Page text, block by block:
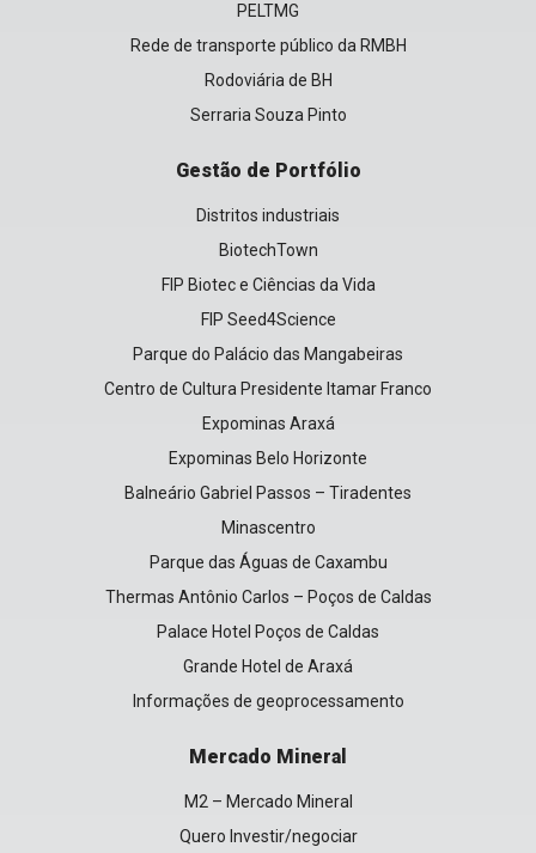
PELTMG
Rede de transporte público da RMBH
Rodoviária de BH
Serraria Souza Pinto
Gestão de Portfólio
Distritos industriais
BiotechTown
FIP Biotec e Ciências da Vida
FIP Seed4Science
Parque do Palácio das Mangabeiras
Centro de Cultura Presidente Itamar Franco
Expominas Araxá
Expominas Belo Horizonte
Balneário Gabriel Passos – Tiradentes
Minascentro
Parque das Águas de Caxambu
Thermas Antônio Carlos – Poços de Caldas
Palace Hotel Poços de Caldas
Grande Hotel de Araxá
Informações de geoprocessamento
Mercado Mineral
M2 – Mercado Mineral
Quero Investir/negociar